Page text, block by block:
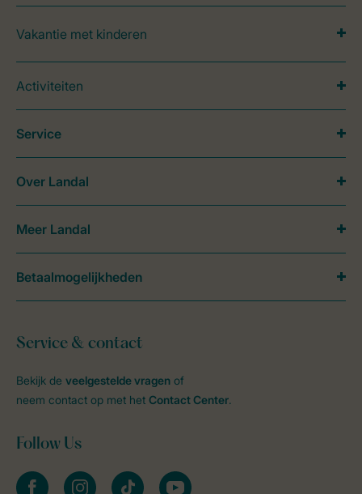
Vakantie met kinderen
Activiteiten
Service & contact
Bekijk de veelgestelde vragen of
neem contact op met het Contact Center.
Follow Us
facebookinstagramtiktok youtube
Service
Over Landal
Meer Landal
Betaalmogelijkheden